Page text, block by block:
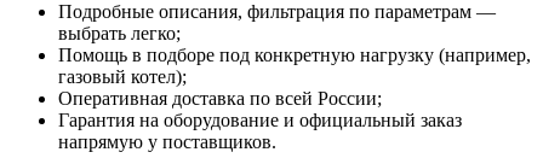
Подробные описания, фильтрация по параметрам —
выбрать легко;
Помощь в подборе под конкретную нагрузку (например,
газовый котел);
Оперативная доставка по всей России;
Гарантия на оборудование и официальный заказ
напрямую у поставщиков.